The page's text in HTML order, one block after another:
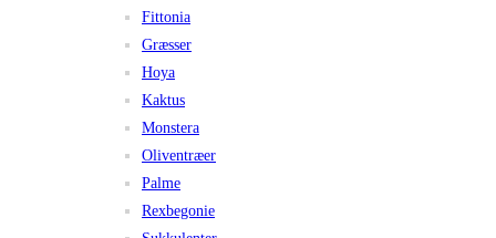
Fittonia
Græsser
Hoya
Kaktus
Monstera
Oliventræer
Palme
Rexbegonie